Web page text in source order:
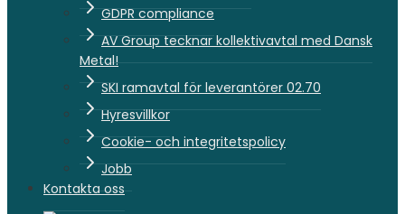
GDPR compliance
AV Group tecknar kollektivavtal med Dansk
Metal!
SKI ramavtal för leverantörer 02.70
Hyresvillkor
Cookie- och integritetspolicy
Jobb
Kontakta oss